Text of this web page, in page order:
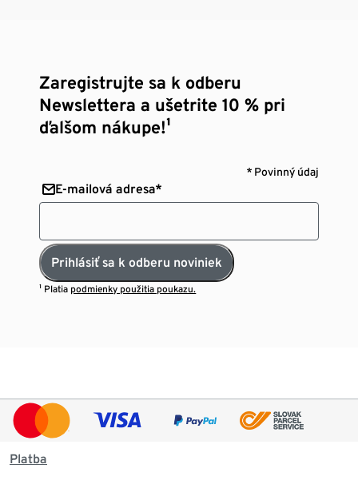
Zaregistrujte sa k odberu
Newslettera a ušetrite 10 % pri
ďalšom nákupe!¹
* Povinný údaj
E-mailová adresa*
Prihlásiť sa k odberu noviniek
¹ Platia podmienky použitia poukazu.
Platba